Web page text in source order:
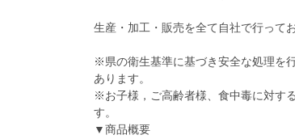
生産・加工・販売を全て自社で行って
※県の衛生基準に基づき安全な処理を
あります。
※お子様，ご高齢者様、食中毒に対す
す。
▼商品概要